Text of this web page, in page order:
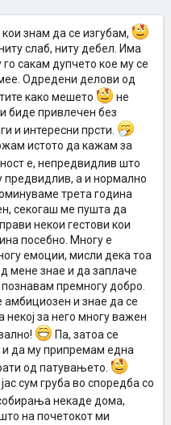
знам да се изгубам,
слаб, ниту дебел. Има
сакам дупчето кое му се
Одредени делови од
како мешето
не
биде привлечен без
и интересни прсти.
истото да кажам за
е, непредвидлив што
предвидлив, а и нормално
трета година
секогаш ме пушта да
некои гестови кои
посебно. Многу е
емоции, мисли дека тоа
мене знае и да заплаче
премногу добро.
амбициозен и знае да се
некој за него многу важен
Па, затоа се
и да му припремам една
од патувањето.
сум груба во споредба со
некаде дома,
на почетокот ми